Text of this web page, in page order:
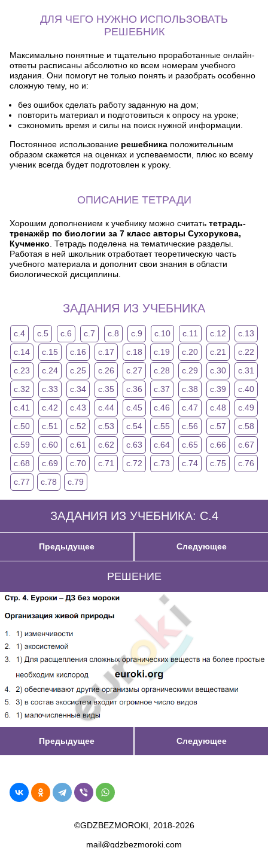
ДЛЯ ЧЕГО НУЖНО ИСПОЛЬЗОВАТЬ
РЕШЕБНИК
Максимально понятные и тщательно проработанные онлайн-
ответы расписаны абсолютно ко всем номерам учебного
издания. Они помогут не только понять и разобрать особенно
сложную тему, но и:
без ошибок сделать работу заданную на дом;
повторить материал и подготовиться к опросу на уроке;
сэкономить время и силы на поиск нужной информации.
Постоянное использование решебника положительным
образом скажется на оценках и успеваемости, плюс ко всему
ученик всегда будет подготовлен к уроку.
ОПИСАНИЕ ТЕТРАДИ
Хорошим дополнением к учебнику можно считать тетрадь-
тренажёр по биологии за 7 класс авторы Сухорукова,
Кучменко . Тетрадь поделена на тематические разделы.
Работая в ней школьник отработает теоретическую часть
учебного материала и дополнит свои знания в области
биологической дисциплины.
ЗАДАНИЯ ИЗ УЧЕБНИКА
с.4 с.5 с.6 с.7 с.8 с.9 с.10 с.11 с.12
с.13
с.14
с.15 с.16 с.17 с.18 с.19 с.20 с.21
с.22
с.23
с.24 с.25 с.26 с.27 с.28 с.29 с.30
с.31
с.32
с.33 с.34 с.35 с.36 с.37 с.38 с.39
с.40
с.41
с.42 с.43 с.44 с.45 с.46 с.47 с.48
с.49
с.50
с.51 с.52 с.53 с.54 с.55 с.56 с.57
с.58
с.59
с.60 с.61 с.62 с.63 с.64 с.65 с.66
с.67
с.68
с.69 с.70 с.71 с.72 с.73 с.74 с.75
с.76
с.77
с.78 с.79
ЗАДАНИЯ ИЗ УЧЕБНИКА: С.4
Предыдущее Следующее
РЕШЕНИЕ
Предыдущее Следующее
©GDZBEZMOROKI, 2018-2026
mail@gdzbezmoroki.com